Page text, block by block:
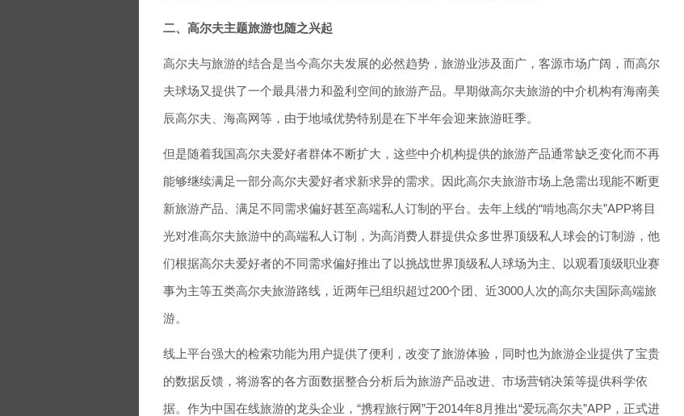
二、高尔夫主题旅游也随之兴起
高尔夫与旅游的结合是当今高尔夫发展的必然趋势，旅游业涉及面广，客源市场广阔，而高尔
夫球场又提供了一个最具潜力和盈利空间的旅游产品。早期做高尔夫旅游的中介机构有海南美
辰高尔夫、海高网等，由于地域优势特别是在下半年会迎来旅游旺季。
但是随着我国高尔夫爱好者群体不断扩大，这些中介机构提供的旅游产品通常缺乏变化而不再
能够继续满足一部分高尔夫爱好者求新求异的需求。因此高尔夫旅游市场上急需出现能不断更
新旅游产品、满足不同需求偏好甚至高端私人订制的平台。去年上线的“啃地高尔夫”APP将目
光对准高尔夫旅游中的高端私人订制，为高消费人群提供众多世界顶级私人球会的订制游，他
们根据高尔夫爱好者的不同需求偏好推出了以挑战世界顶级私人球场为主、以观看顶级职业赛
事为主等五类高尔夫旅游路线，近两年已组织超过200个团、近3000人次的高尔夫国际高端旅
游。
线上平台强大的检索功能为用户提供了便利，改变了旅游体验，同时也为旅游企业提供了宝贵
的数据反馈，将游客的各方面数据整合分析后为旅游产品改进、市场营销决策等提供科学依
据。作为中国在线旅游的龙头企业，“携程旅行网”于2014年8月推出“爱玩高尔夫”APP，正式进